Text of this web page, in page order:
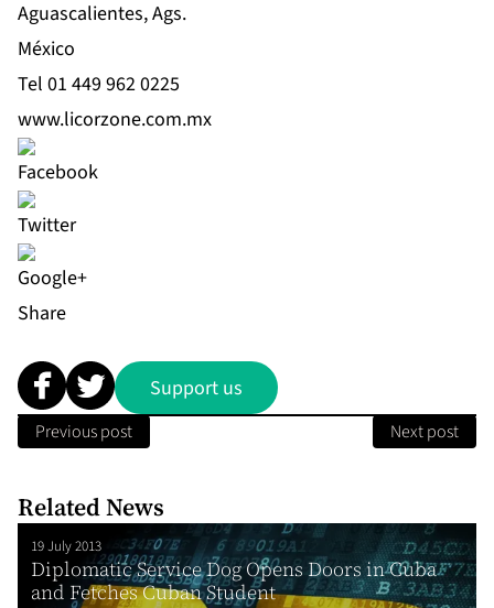
Aguascalientes, Ags.
México
Tel 01 449 962 0225
www.licorzone.com.mx
Share
Support us
Previous post Next post
Related News
19 July 2013
Diplomatic Service Dog Opens Doors in Cuba
and Fetches Cuban Student